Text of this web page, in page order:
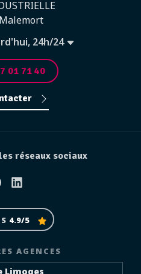
24h/24
01 71 40
réseaux sociaux
Linkedin
4.9/5
AGENCES
Limoges